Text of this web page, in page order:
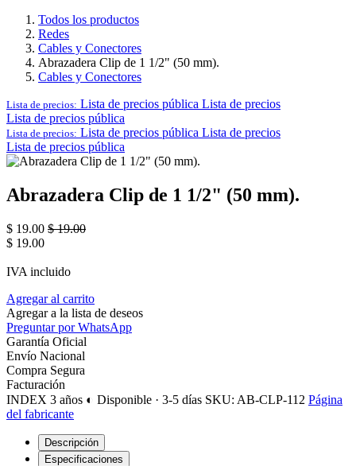
Todos los productos
Redes
Cables y Conectores
Abrazadera Clip de 1 1/2" (50 mm).
Cables y Conectores
Lista de precios: Lista de precios pública Lista de precios
Lista de precios pública
Lista de precios: Lista de precios pública Lista de precios
Lista de precios pública
Abrazadera Clip de 1 1/2" (50 mm).
$ 19.00 $19.00
$ 19.00
IVA incluido
Agregar al carrito
Agregar a la lista de deseos
Preguntar por WhatsApp
Garantía Oficial
Envío Nacional
Compra Segura
Facturación
INDEX 3 años ◐ Disponible · 3-5 días SKU: AB-CLP-112 Página
del fabricante
Descripción
Especificaciones